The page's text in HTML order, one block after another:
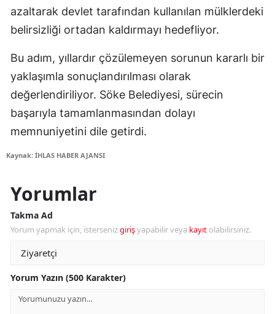
azaltarak devlet tarafından kullanılan mülklerdeki
belirsizliği ortadan kaldırmayı hedefliyor.
Bu adım, yıllardır çözülemeyen sorunun kararlı bir
yaklaşımla sonuçlandırılması olarak
değerlendiriliyor. Söke Belediyesi, sürecin
başarıyla tamamlanmasından dolayı
memnuniyetini dile getirdi.
Kaynak: İHLAS HABER AJANSI
Yorumlar
Takma Ad
Yorum yapmak için, istersenizgirişyapabilir veya kayıt olabilirsiniz.
Yorum Yazın (500 Karakter)